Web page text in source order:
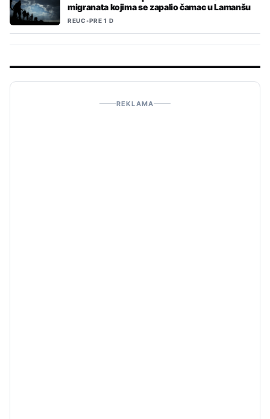
migranata kojima se zapalio čamac u Lamanšu
REUC•PRE 1 D
REKLAMA